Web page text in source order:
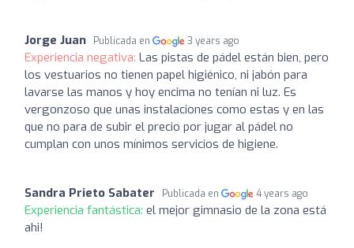
Jorge Juan Publicada en 3 years ago
Experiencia negativa: Las pistas de pádel están bien, pero
los vestuarios no tienen papel higiénico, ni jabón para
lavarse las manos y hoy encima no tenían ni luz. Es
vergonzoso que unas instalaciones como estas y en las
que no para de subir el precio por jugar al pádel no
cumplan con unos mínimos servicios de higiene.
Sandra Prieto Sabater Publicada en 4 years ago
Experiencia fantástica: el mejor gimnasio de la zona está
ahi!